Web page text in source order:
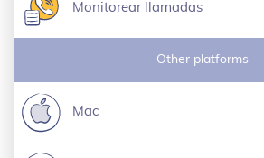
Monitorear llamadas
Other platforms
Mac